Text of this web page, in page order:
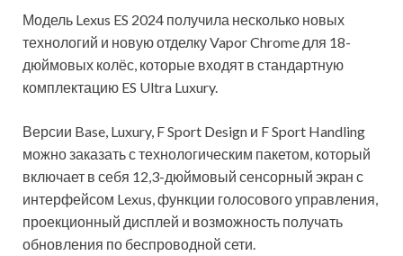
Модель Lexus ES 2024 получила несколько новых
технологий и новую отделку Vapor Chrome для 18-
дюймовых колёс, которые входят в стандартную
комплектацию ES Ultra Luxury.
Версии Base, Luxury, F Sport Design и F Sport Handling
можно заказать с технологическим пакетом, который
включает в себя 12,3-дюймовый сенсорный экран с
интерфейсом Lexus, функции голосового управления,
проекционный дисплей и возможность получать
обновления по беспроводной сети.